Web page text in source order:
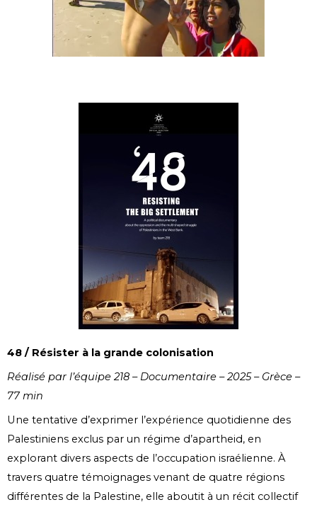
48 / Résister à la grande colonisation
Réalisé par l’équipe 218 – Documentaire – 2025 – Grèce –
77 min
Une tentative d’exprimer l’expérience quotidienne des
Palestiniens exclus par un régime d’apartheid, en
explorant divers aspects de l’occupation israélienne. À
travers quatre témoignages venant de quatre régions
différentes de la Palestine, elle aboutit à un récit collectif